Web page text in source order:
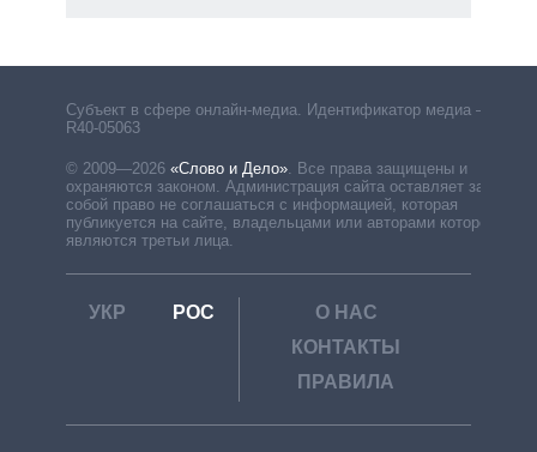
Субъект в сфере онлайн-медиа. Идентификатор медиа –
R40-05063
© 2009—2026 «Слово и Дело». Все права защищены и
охраняются законом. Администрация сайта оставляет за
собой право не соглашаться с информацией, которая
публикуется на сайте, владельцами или авторами которой
являются третьи лица.
УКР РОС
О НАС
КОНТАКТЫ
ПРАВИЛА